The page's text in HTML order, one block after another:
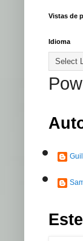
Vistas de
Idioma